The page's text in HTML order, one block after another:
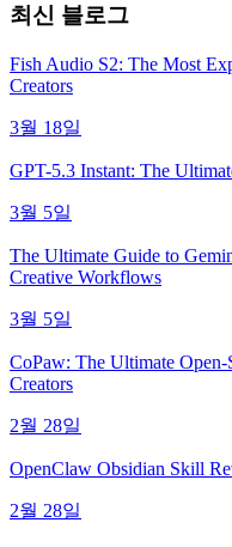
최신 블로그
Fish Audio S2: The Most
Creators
3월 18일
GPT-5.3 Instant: The
3월 5일
The Ultimate Guide to
Creative Workflows
3월 5일
CoPaw: The Ultimate
Creators
2월 28일
OpenClaw Obsidian Skill
2월 28일